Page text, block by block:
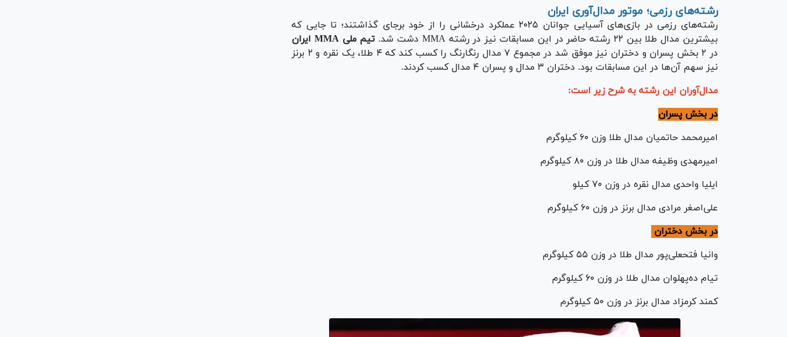
رشته‌های رزمی؛ موتور مدال‌آوری ایران
رشته‌های رزمی در بازی‌های آسیایی جوانان ۲۰۲۵ عملکرد درخشانی را از خود برجای گذاشتند؛ تا جایی که
بیشترین مدال طلا بین ۲۲ رشته حاضر در این مسابقات نیز در رشته MMA دشت شد.
تیم ملی MMA ایران
در ۲ بخش پسران و دختران نیز موفق شد در مجموع ۷ مدال رنگارنگ را کسب کند که ۴ طلا، یک نقره و ۲ برنز
نیز سهم آن‌ها در این مسابقات بود. دختران ۳ مدال و پسران ۴ مدال کسب کردند.
مدال‌آوران این رشته به شرح زیر است:
در بخش پسران
امیرمحمد حاتمیان مدال طلا وزن ۶۰ کیلوگرم
امیرمهدی وظیفه مدال طلا در وزن ۸۰ کیلوگرم
ایلیا واحدی مدال نقره در وزن ۷۰ کیلو
علی‌اصغر مرادی مدال برنز در وزن ۶۰ کیلوگرم
در بخش دختران
وانیا فتحعلی‌پور مدال طلا در وزن ۵۵ کیلوگرم
تیام ده‌پهلوان مدال طلا در وزن ۶۰ کیلوگرم
کمند کرمزاد مدال برنز در وزن ۵۰ کیلوگرم